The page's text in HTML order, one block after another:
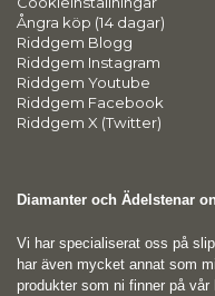
Ångra köp (14 dagar)
Riddgem Blogg
Riddgem Instagram
Riddgem Youtube
Riddgem Facebook
Riddgem X (Twitter)
Diamanter och Ädelstenar
Vi har specialiserat oss på
har även mycket annat som
produkter som ni finner på